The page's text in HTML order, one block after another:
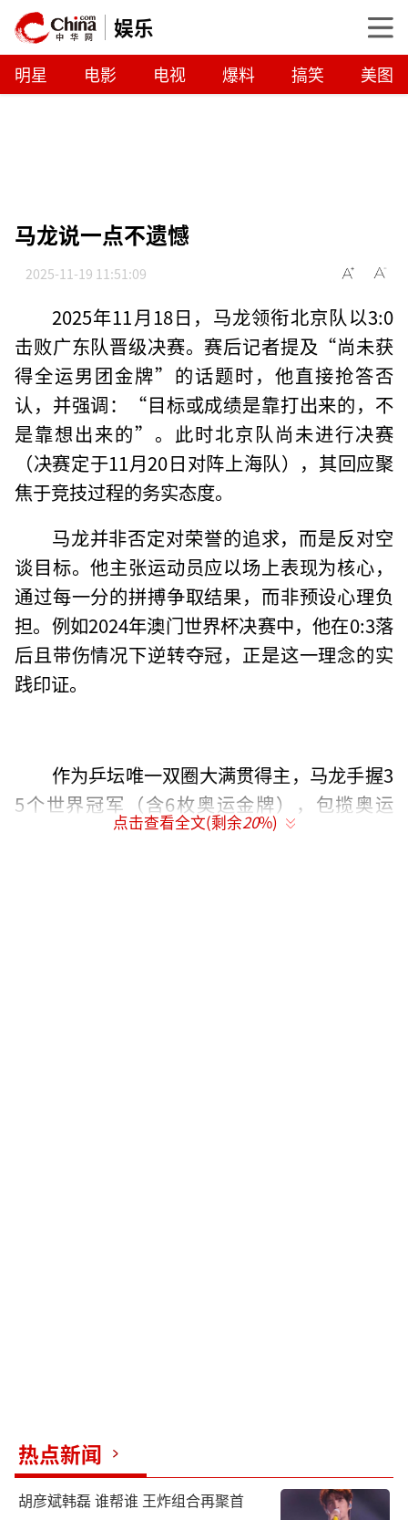
娱乐
明星 电影 电视 爆料 搞笑 美图
马龙说一点不遗憾
2025-11-19 11:51:09
2025年11月18日，马龙领衔北京队以3:0
击败广东队晋级决赛。赛后记者提及“尚未获
得全运男团金牌”的话题时，他直接抢答否
认，并强调：“目标或成绩是靠打出来的，不
是靠想出来的”。此时北京队尚未进行决赛
（决赛定于11月20日对阵上海队），其回应聚
焦于竞技过程的务实态度。
马龙并非否定对荣誉的追求，而是反对空
谈目标。他主张运动员应以场上表现为核心，
通过每一分的拼搏争取结果，而非预设心理负
担。例如2024年澳门世界杯决赛中，他在0:3落
后且带伤情况下逆转夺冠，正是这一理念的实
践印证。
作为乒坛唯一双圈大满贯得主，马龙手握3
5个世界冠军（含6枚奥运金牌），包揽奥运
会、世锦赛、世界杯等所有顶级赛事单打冠
点击查看全文(剩余20%)
热点新闻
胡彦斌韩磊 谁帮谁 王炸组合再聚首